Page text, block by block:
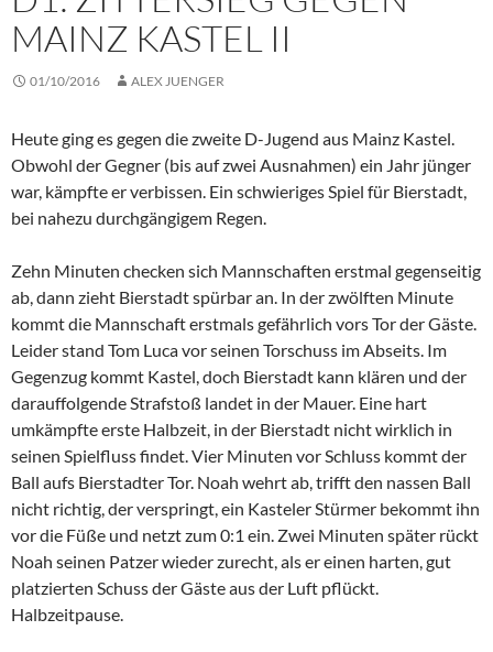
MAINZ KASTEL II
01/10/2016 ALEX JUENGER
Heute ging es gegen die zweite D-Jugend aus Mainz Kastel.
Obwohl der Gegner (bis auf zwei Ausnahmen) ein Jahr jünger
war, kämpfte er verbissen. Ein schwieriges Spiel für Bierstadt,
bei nahezu durchgängigem Regen.
Zehn Minuten checken sich Mannschaften erstmal gegenseitig
ab, dann zieht Bierstadt spürbar an. In der zwölften Minute
kommt die Mannschaft erstmals gefährlich vors Tor der Gäste.
Leider stand Tom Luca vor seinen Torschuss im Abseits. Im
Gegenzug kommt Kastel, doch Bierstadt kann klären und der
darauffolgende Strafstoß landet in der Mauer. Eine hart
umkämpfte erste Halbzeit, in der Bierstadt nicht wirklich in
seinen Spielfluss findet. Vier Minuten vor Schluss kommt der
Ball aufs Bierstadter Tor. Noah wehrt ab, trifft den nassen Ball
nicht richtig, der verspringt, ein Kasteler Stürmer bekommt ihn
vor die Füße und netzt zum 0:1 ein. Zwei Minuten später rückt
Noah seinen Patzer wieder zurecht, als er einen harten, gut
platzierten Schuss der Gäste aus der Luft pflückt.
Halbzeitpause.